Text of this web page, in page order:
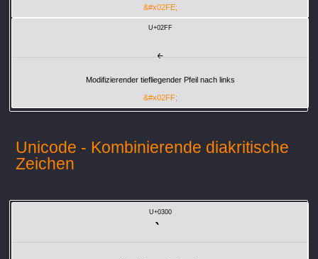
&#x02FE;
U+02FF
˿
Modifizierender tiefliegender Pfeil nach links
&#x02FF;
Unicode - Kombinierende diakritische
Zeichen
U+0300